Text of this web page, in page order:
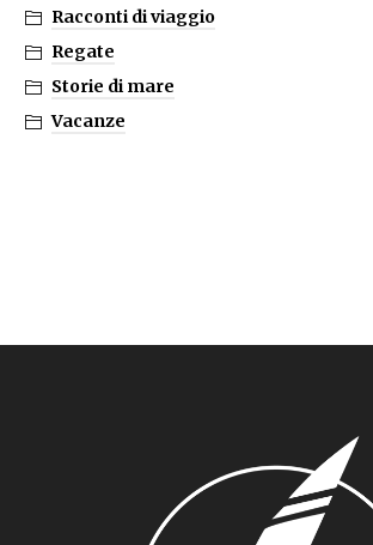
Racconti di viaggio
Regate
Storie di mare
Vacanze